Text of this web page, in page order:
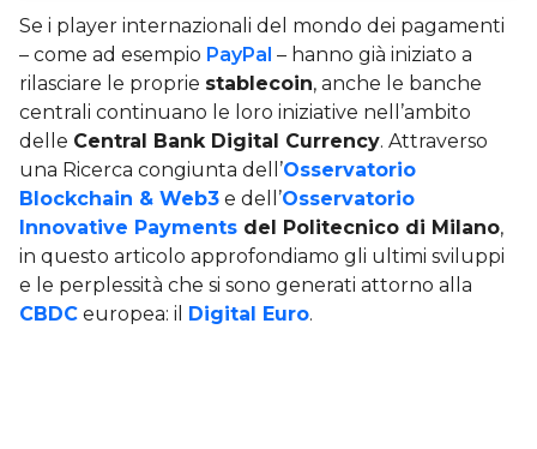
Se i player internazionali del mondo dei pagamenti
– come ad esempio PayPal – hanno già iniziato a
rilasciare le proprie stablecoin, anche le banche
centrali continuano le loro iniziative nell’ambito
delle Central Bank Digital Currency. Attraverso
una Ricerca congiunta dell’Osservatorio
Blockchain & Web3 e dell’Osservatorio
Innovative Payments del Politecnico di Milano,
in questo articolo approfondiamo gli ultimi sviluppi
e le perplessità che si sono generati attorno alla
CBDC europea: il Digital Euro.